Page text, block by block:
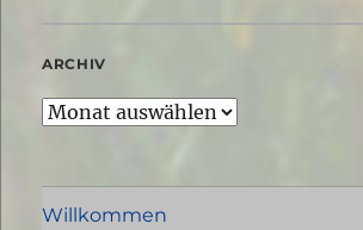
ARCHIV
Archiv
Willkommen